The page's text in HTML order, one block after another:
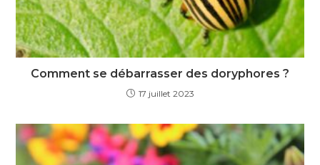
Comment se débarrasser des doryphores ?
17 juillet 2023